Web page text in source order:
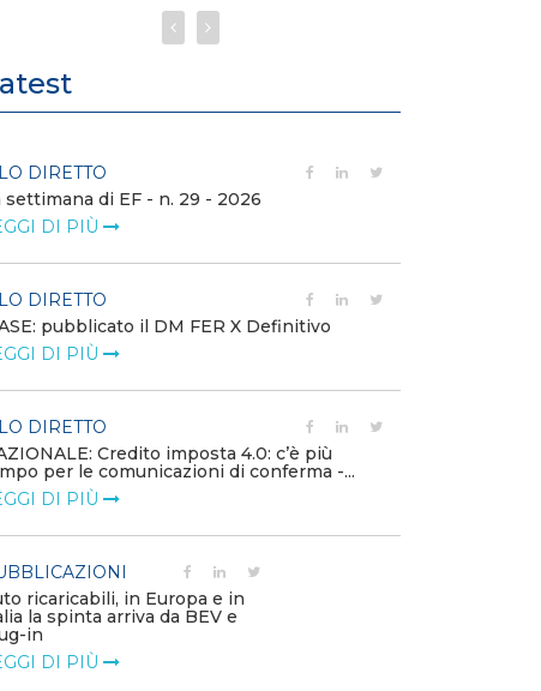
DIRETTO
settimana di EF - n. 29 - 2026
DI PIÙ
DIRETTO
pubblicato il DM FER X Definitivo
DI PIÙ
DIRETTO
Credito imposta 4.0: c’è più
per le comunicazioni di conferma -...
DI PIÙ
ricaricabili, in Europa e in
la spinta arriva da BEV e
in
DI PIÙ